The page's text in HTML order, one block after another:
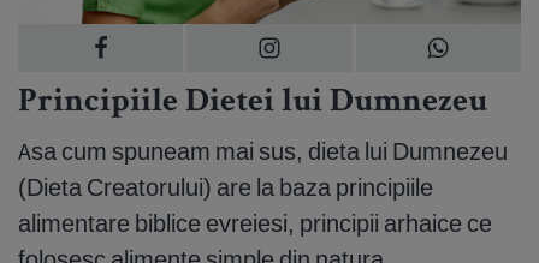
Principiile Dietei lui Dumnezeu
Asa cum spuneam mai sus, dieta lui Dumnezeu
(Dieta Creatorului) are la baza principiile
alimentare biblice evreiesi, principii arhaice ce